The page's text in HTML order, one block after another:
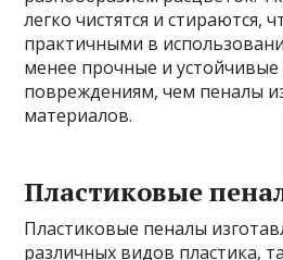
легко чистятся и стираются,
практичными в
менее прочные и
повреждениям, чем пеналы
материалов.
Пластиковые
Пластиковые пеналы
различных видов пластика,